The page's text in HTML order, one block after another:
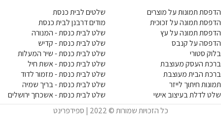
הדפסת תמונות על מוצרים
הדפסת תמונה על זכוכית
הדפסת תמונה על עץ
הדפסה על קנבס
בלוק סטורי
ברכת העסק מעוצבת
ברכת הבית מעוצבת
תמונות חיתוך לייזר
שלט לדלת בעיצוב אישי
שלטים לבית כנסת
מודים דרבנן לבית כנסת
שלט לבית כנסת - המנורה
שלט לבית כנסת - קדיש
שלט לבית כנסת - שיר המעלות
שלט לבית כנסת - אשת חיל
שלט לבית כנסת - מזמור לדוד
שלט לבית כנסת - בריך שמיה
שלט לבית כנסת - אשכחך ירושלים
כל הזכויות שמורות © 2022 | ספידפרינט